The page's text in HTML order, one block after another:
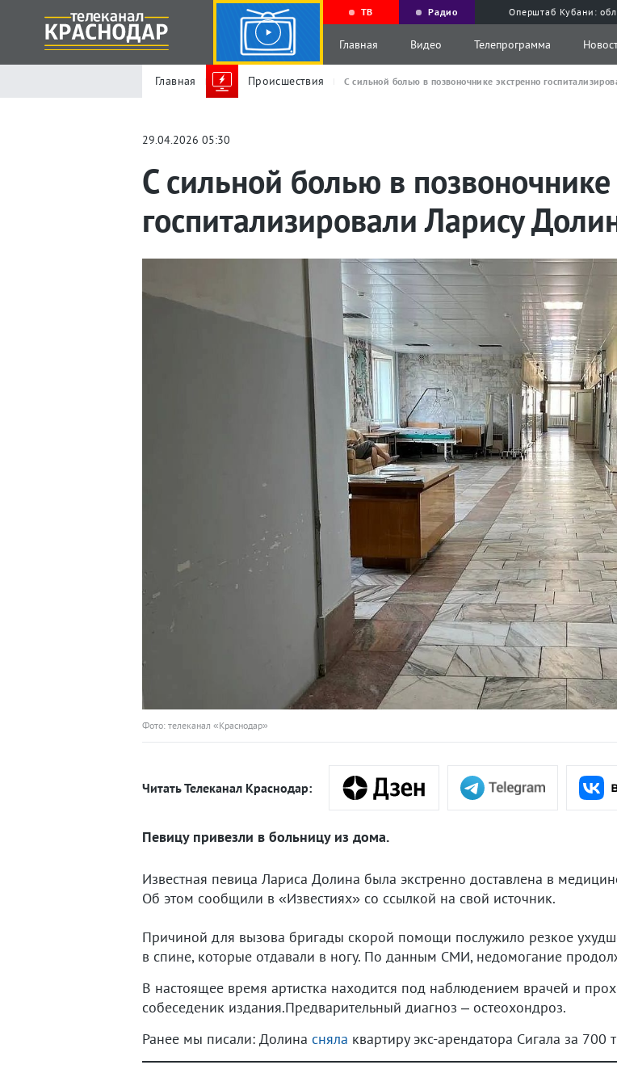
ТВ Радио Оперштаб Кубани:
Главная Видео Телепрограмма
Главная Происшествия С сильной болью в позвоночнике экстренно
29.04.2026 05:30
С сильной болью в позвоночнике
госпитализировали Ларису
Фото: телеканал «Краснодар»
Читать Телеканал Краснодар:
Певицу привезли в больницу из дома.
Известная певица Лариса Долина была экстренно доставлена в
Об этом сообщили в «Известиях» со ссылкой на свой источник.
Причиной для вызова бригады скорой помощи послужило резкое
в спине, которые отдавали в ногу. По данным СМИ, недомогание
В настоящее время артистка находится под наблюдением врачей и
собеседеник издания.Предварительный диагноз – остеохондроз.
Ранее мы писали: Долина сняла квартиру экс-арендатора Сигала за 700